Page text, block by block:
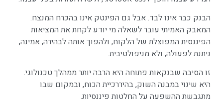
הבנק כבר אינו לבד. אבל גם הפינטק אינו בהכרח המנצח.
המאבק האמיתי עובר לשאלה מי יודע לקחת את המציאות
הפיננסית המפוצלת של הלקוח, ולהפוך אותה לבהירה, אמינה,
ניתנת לפעולה, ולא מניפולטיבית.
זו הסיבה שבנקאות פתוחה היא הרבה יותר ממהלך טכנולוגי.
היא שינוי במבנה השוק, בהיררכיית הכוח, ובמקום שבו
מתגבשת ההשפעה על החלטות פיננסיות.